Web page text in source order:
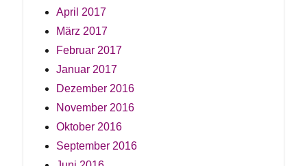
April 2017
März 2017
Februar 2017
Januar 2017
Dezember 2016
November 2016
Oktober 2016
September 2016